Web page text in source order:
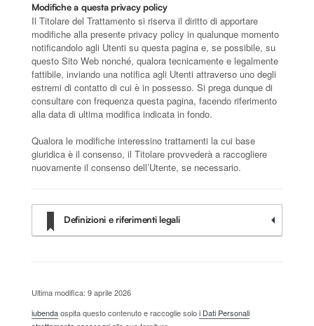
Modifiche a questa privacy policy
Il Titolare del Trattamento si riserva il diritto di apportare
modifiche alla presente privacy policy in qualunque momento
notificandolo agli Utenti su questa pagina e, se possibile, su
questo Sito Web nonché, qualora tecnicamente e legalmente
fattibile, inviando una notifica agli Utenti attraverso uno degli
estremi di contatto di cui è in possesso. Si prega dunque di
consultare con frequenza questa pagina, facendo riferimento
alla data di ultima modifica indicata in fondo.
Qualora le modifiche interessino trattamenti la cui base
giuridica è il consenso, il Titolare provvederà a raccogliere
nuovamente il consenso dell’Utente, se necessario.
Definizioni e riferimenti legali
Ultima modifica: 9 aprile 2026
iubendaospita questo contenuto e raccoglie soloi Dati Personali